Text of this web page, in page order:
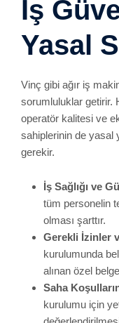
alınan özel
kurulumu için
Güntem Vinç olarak,
rehberlik ediyor,
karşılaşılabilecek
Müşteri